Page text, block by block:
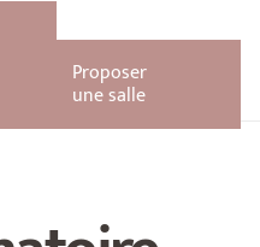
Proposer
une salle